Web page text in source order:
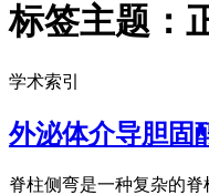
标签主题：
学术索引
外泌体介导胆固
脊柱侧弯是一种复杂的